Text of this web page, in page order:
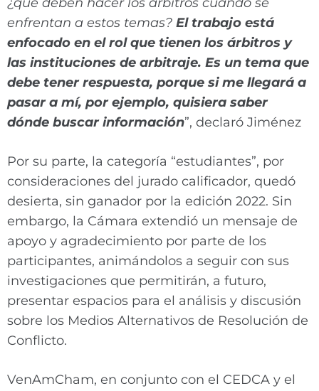
enfrentan a estos temas? El trabajo está
enfocado en el rol que tienen los árbitros y
las instituciones de arbitraje. Es un tema que
debe tener respuesta, porque si me llegará a
pasar a mí, por ejemplo, quisiera saber
dónde buscar información”, declaró Jiménez
Por su parte, la categoría “estudiantes”, por
consideraciones del jurado calificador, quedó
desierta, sin ganador por la edición 2022. Sin
embargo, la Cámara extendió un mensaje de
apoyo y agradecimiento por parte de los
participantes, animándolos a seguir con sus
investigaciones que permitirán, a futuro,
presentar espacios para el análisis y discusión
sobre los Medios Alternativos de Resolución de
Conflicto.
VenAmCham, en conjunto con el CEDCA y el